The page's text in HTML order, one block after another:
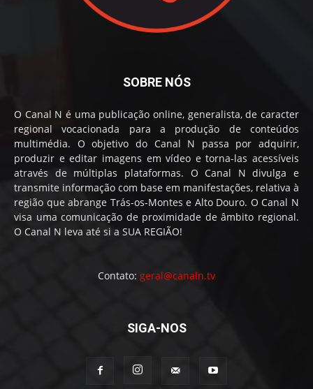
SOBRE NÓS
O Canal N é uma publicação online, generalista, de caracter
regional vocacionada para a produção de conteúdos
multimédia. O objetivo do Canal N passa por adquirir,
produzir e editar imagens em vídeo e torna-las acessíveis
através de múltiplas plataformas. O Canal N divulga e
transmite informação com base em manifestações, relativa à
região que abrange Trás-os-Montes e Alto Douro. O Canal N
visa uma comunicação de proximidade de âmbito regional.
O Canal N leva até si a SUA REGIÃO!
Contato: geral@canaln.tv
SIGA-NOS